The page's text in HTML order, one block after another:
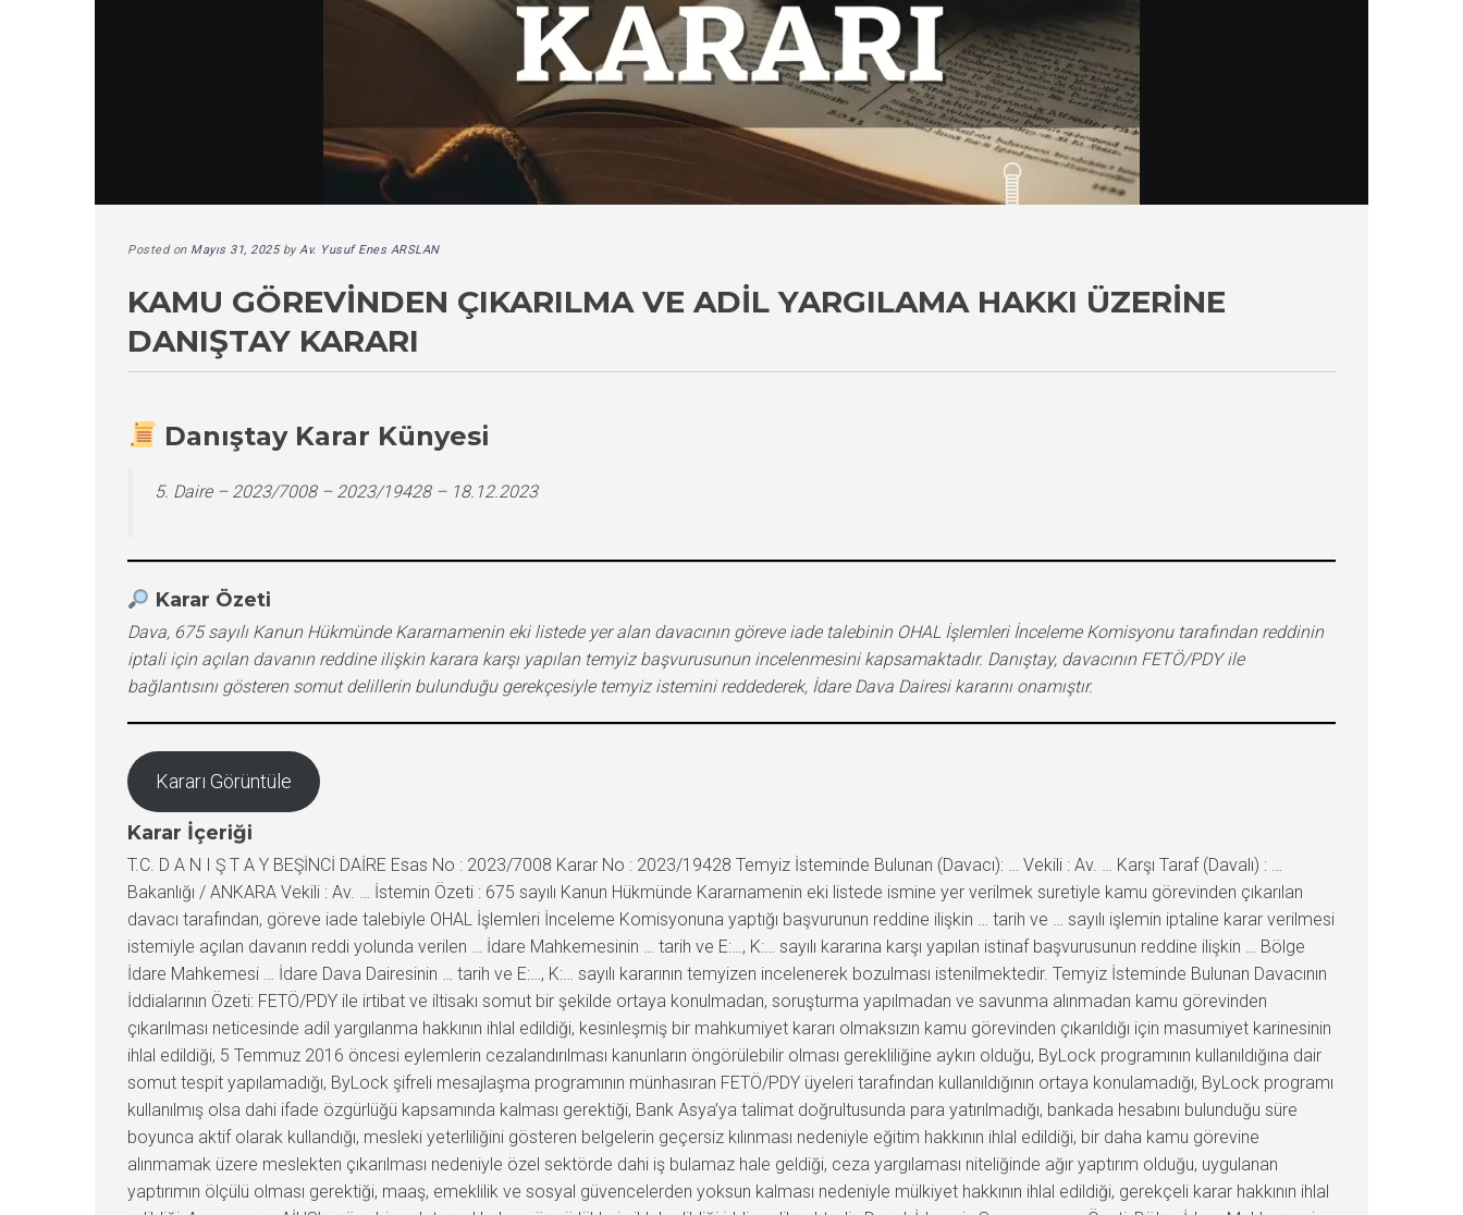
Posted on Mayıs 31, 2025byAv. Yusuf Enes ARSLAN
KAMU GÖREVINDEN ÇIKARILMA VE ADIL YARGILAMA HAKKI ÜZERINE
DANIŞTAY KARARI
Danıştay Karar Künyesi
5. Daire – 2023/7008 – 2023/19428 – 18.12.2023
Karar Özeti
Dava, 675 sayılı Kanun Hükmünde Kararnamenin eki listede yer alan davacının göreve iade talebinin OHAL İşlemleri İnceleme Komisyonu tarafından reddinin
iptali için açılan davanın reddine ilişkin karara karşı yapılan temyiz başvurusunun incelenmesini kapsamaktadır. Danıştay, davacının FETÖ/PDY ile
bağlantısını gösteren somut delillerin bulunduğu gerekçesiyle temyiz istemini reddederek, İdare Dava Dairesi kararını onamıştır.
Kararı Görüntüle
Karar İçeriği
T.C. D A N I Ş T A Y BEŞİNCİ DAİRE Esas No : 2023/7008 Karar No : 2023/19428 Temyiz İsteminde Bulunan (Davacı): … Vekili : Av. … Karşı Taraf (Davalı) : …
Bakanlığı / ANKARA Vekili : Av. … İstemin Özeti : 675 sayılı Kanun Hükmünde Kararnamenin eki listede ismine yer verilmek suretiyle kamu görevinden çıkarılan
davacı tarafından, göreve iade talebiyle OHAL İşlemleri İnceleme Komisyonuna yaptığı başvurunun reddine ilişkin … tarih ve … sayılı işlemin iptaline karar verilmesi
istemiyle açılan davanın reddi yolunda verilen … İdare Mahkemesinin … tarih ve E:…, K:… sayılı kararına karşı yapılan istinaf başvurusunun reddine ilişkin … Bölge
İdare Mahkemesi … İdare Dava Dairesinin … tarih ve E:…, K:… sayılı kararının temyizen incelenerek bozulması istenilmektedir. Temyiz İsteminde Bulunan Davacının
İddialarının Özeti: FETÖ/PDY ile irtibat ve iltisakı somut bir şekilde ortaya konulmadan, soruşturma yapılmadan ve savunma alınmadan kamu görevinden
çıkarılması neticesinde adil yargılanma hakkının ihlal edildiği, kesinleşmiş bir mahkumiyet kararı olmaksızın kamu görevinden çıkarıldığı için masumiyet karinesinin
ihlal edildiği, 5 Temmuz 2016 öncesi eylemlerin cezalandırılması kanunların öngörülebilir olması gerekliliğine aykırı olduğu, ByLock programının kullanıldığına dair
somut tespit yapılamadığı, ByLock şifreli mesajlaşma programının münhasıran FETÖ/PDY üyeleri tarafından kullanıldığının ortaya konulamadığı, ByLock programı
kullanılmış olsa dahi ifade özgürlüğü kapsamında kalması gerektiği, Bank Asya’ya talimat doğrultusunda para yatırılmadığı, bankada hesabını bulunduğu süre
boyunca aktif olarak kullandığı, mesleki yeterliliğini gösteren belgelerin geçersiz kılınması nedeniyle eğitim hakkının ihlal edildiği, bir daha kamu görevine
alınmamak üzere meslekten çıkarılması nedeniyle özel sektörde dahi iş bulamaz hale geldiği, ceza yargılaması niteliğinde ağır yaptırım olduğu, uygulanan
yaptırımın ölçülü olması gerektiği, maaş, emeklilik ve sosyal güvencelerden yoksun kalması nedeniyle mülkiyet hakkının ihlal edildiği, gerekçeli karar hakkının ihlal